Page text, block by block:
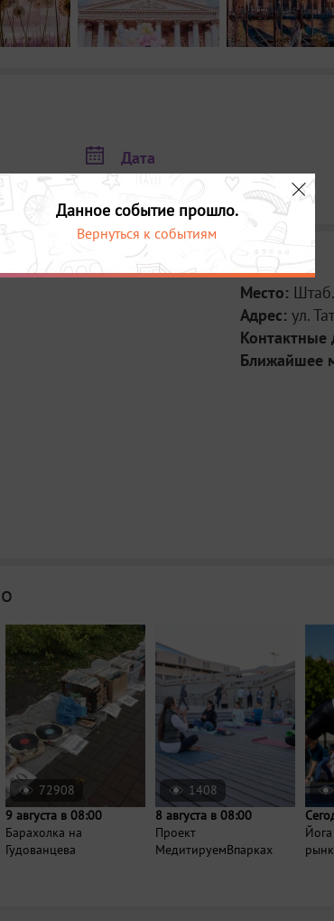
Дата
Место:
Адрес: ул.
Контактные
Ближайшее
72908
9 августа в 08:00
Барахолка на
Гудованцева
1408
8 августа в 08:00
Проект
МедитируемВпарках
Данное событие прошло.
Вернуться к событиям